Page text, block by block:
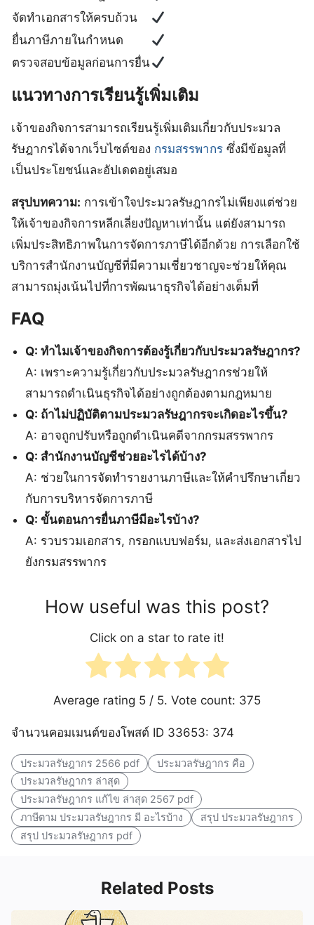
จัดทำเอกสารให้ครบถ้วน
ยื่นภาษีภายในกำหนด
ตรวจสอบข้อมูลก่อนการยื่น
แนวทางการเรียนรู้เพิ่มเติม
เจ้าของกิจการสามารถเรียนรู้เพิ่มเติมเกี่ยวกับประมวล
รัษฎากรได้จากเว็บไซต์ของ กรมสรรพากร ซึ่งมีข้อมูลที่
เป็นประโยชน์และอัปเดตอยู่เสมอ
สรุปบทความ: การเข้าใจประมวลรัษฎากรไม่เพียงแต่ช่วย
ให้เจ้าของกิจการหลีกเลี่ยงปัญหาเท่านั้น แต่ยังสามารถ
เพิ่มประสิทธิภาพในการจัดการภาษีได้อีกด้วย การเลือกใช้
บริการสำนักงานบัญชีที่มีความเชี่ยวชาญจะช่วยให้คุณ
สามารถมุ่งเน้นไปที่การพัฒนาธุรกิจได้อย่างเต็มที่
FAQ
Q: ทำไมเจ้าของกิจการต้องรู้เกี่ยวกับประมวลรัษฎากร?
A: เพราะความรู้เกี่ยวกับประมวลรัษฎากรช่วยให้
สามารถดำเนินธุรกิจได้อย่างถูกต้องตามกฎหมาย
Q: ถ้าไม่ปฏิบัติตามประมวลรัษฎากรจะเกิดอะไรขึ้น?
A: อาจถูกปรับหรือถูกดำเนินคดีจากกรมสรรพากร
Q: สำนักงานบัญชีช่วยอะไรได้บ้าง?
A: ช่วยในการจัดทำรายงานภาษีและให้คำปรึกษาเกี่ยว
กับการบริหารจัดการภาษี
Q: ขั้นตอนการยื่นภาษีมีอะไรบ้าง?
A: รวบรวมเอกสาร, กรอกแบบฟอร์ม, และส่งเอกสารไป
ยังกรมสรรพากร
How useful was this post?
Click on a star to rate it!
Average rating 5 / 5. Vote count: 375
จำนวนคอมเมนต์ของโพสต์ ID 33653: 374
ประมวลรัษฎากร 2566 pdf
ประมวลรัษฎากร คือ
ประมวลรัษฎากร ล่าสุด
ประมวลรัษฎากร แก้ไข ล่าสุด 2567 pdf
ภาษีตาม ประมวลรัษฎากร มี อะไรบ้าง
สรุป ประมวลรัษฎากร
สรุป ประมวลรัษฎากร pdf
Related Posts